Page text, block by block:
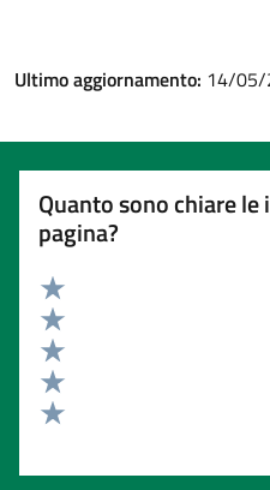
Ultimo aggiornamento: 14/05/
Quanto sono chiare
pagina?
Valuta 5 stelle su 5
Valuta 4 stelle su 5
Valuta 3 stelle su 5
Valuta 2 stelle su 5